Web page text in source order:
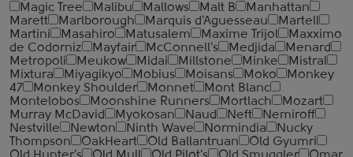
Magic Tree
Malibu Mallows Malt B
Manhattan
Marett
Marlborough Marquis d'Aguesseau
Martell
Martini
Masahiro Matusalem Maxime Trijol
Maxximo
de Codorniz
Mayfair McConnell's Medjida
Menard
Metropoli
Meukow Midai Millstone Minke
Mistral
Mixtura
Miyagikyo Mobius Moisans Moko
Monkey
47
Monkey Shoulder Monnet
Mont Blanc
Montelobos
Moonshine Runners Mortlach
Mozart
Murray McDavid
Myokosan Naud Neft
Nemiroff
Nestville
Newton Ninth Wave Normindia
Nucky
Thompson
OakHeart Old Ballantruan
Old Gyumri